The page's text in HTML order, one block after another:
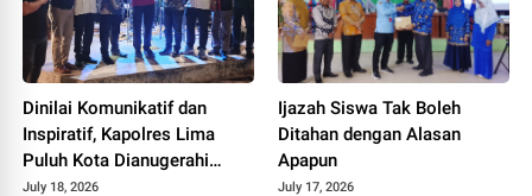
Dinilai Komunikatif dan
Inspiratif, Kapolres Lima
Puluh Kota Dianugerahi
Penghargaan
July 18, 2026
Ijazah Siswa Tak Boleh
Ditahan dengan Alasan
Apapun
July 17, 2026